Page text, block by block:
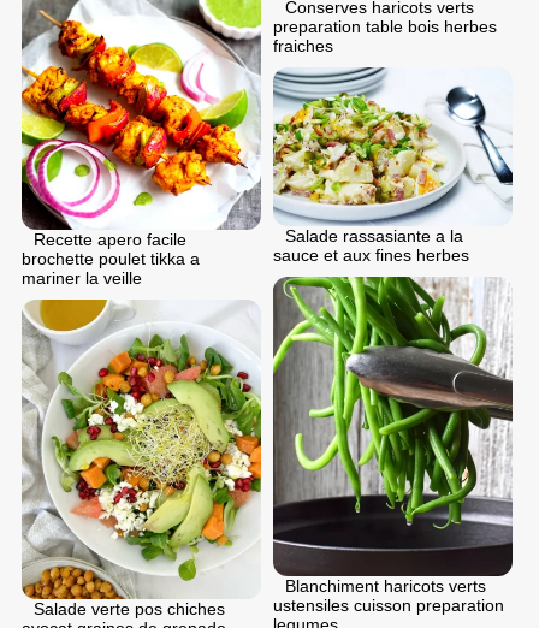
Conserves haricots verts
preparation table bois herbes
fraiches
Recette apero facile
brochette poulet tikka a
mariner la veille
Salade rassasiante a la
sauce et aux fines herbes
Blanchiment haricots verts
ustensiles cuisson preparation
Salade verte pos chiches